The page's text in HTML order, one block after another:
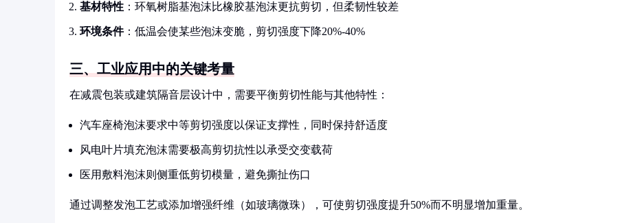
基材特性 ：环氧树脂基泡沫比橡胶基泡沫更抗剪切，但柔韧性较差
环境条件：低温会使某些泡沫变脆，剪切强度下降20%-40%
三、工业应用中的关键考量
在减震包装或建筑隔音层设计中，需要平衡剪切性能与其他特性：
汽车座椅泡沫要求中等剪切强度以保证支撑性，同时保持舒适度
风电叶片填充泡沫需要极高剪切抗性以承受交变载荷
医用敷料泡沫则侧重低剪切模量，避免撕扯伤口
通过调整发泡工艺或添加增强纤维（如玻璃微珠），可使剪切强度提升50%而不明显增加重量。